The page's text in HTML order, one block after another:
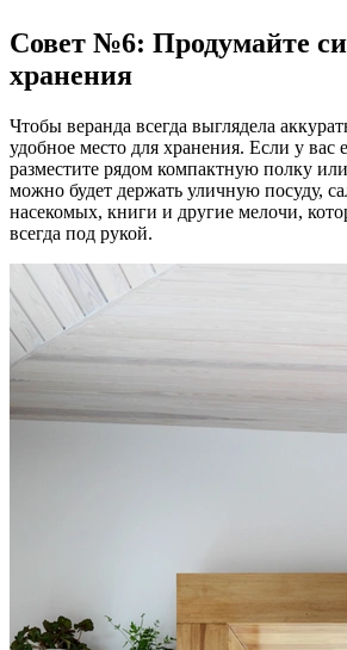
Совет №6: Продумайте
хранения
Чтобы веранда всегда выглядела
удобное место для хранения. Если у вас
разместите рядом компактную полку
можно будет держать уличную посуду,
насекомых, книги и другие мелочи,
всегда под рукой.